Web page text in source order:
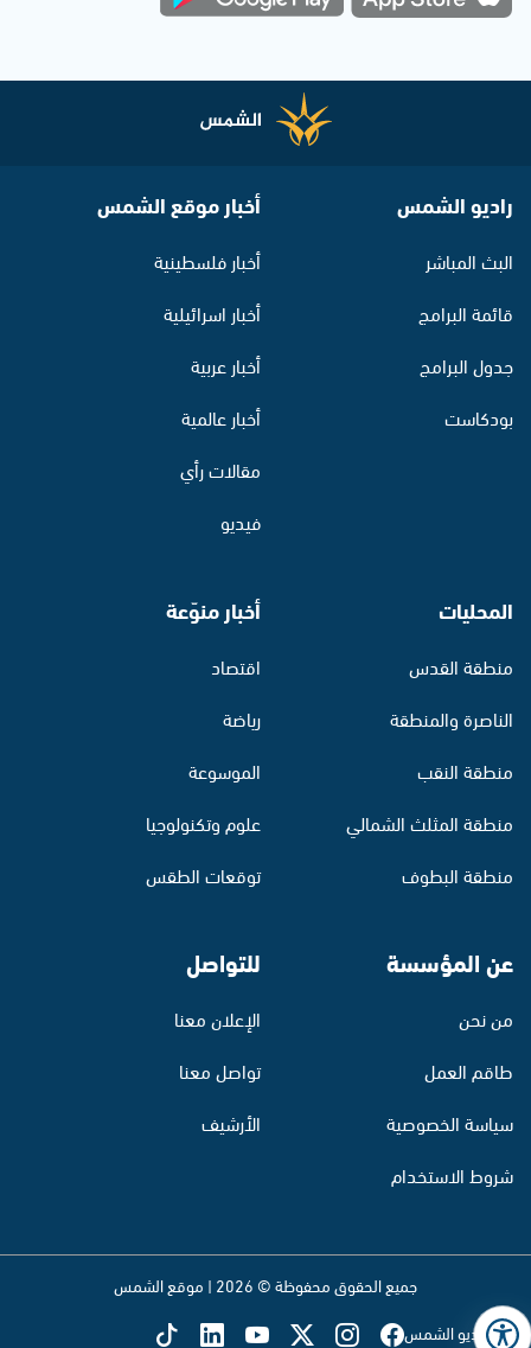
راديو الشمس
البث المباشر
قائمة البرامج
جدول البرامج
بودكاست
أخبار موقع الشمس
أخبار فلسطينية
أخبار اسرائيلية
أخبار عربية
أخبار عالمية
مقالات رأي
فيديو
المحليات
منطقة القدس
الناصرة والمنطقة
منطقة النقب
منطقة المثلث الشمالي
منطقة البطوف
أخبار منوّعة
اقتصاد
رياضة
الموسوعة
علوم وتكنولوجيا
توقعات الطقس
عن المؤسسة
من نحن
طاقم العمل
سياسة الخصوصية
شروط الاستخدام
للتواصل
الإعلان معنا
تواصل معنا
الأرشيف
جميع الحقوق محفوظة © 2026 | موقع الشمس
تابع راديو الشمس